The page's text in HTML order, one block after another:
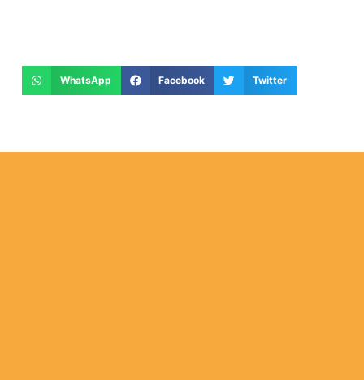
WhatsApp Facebook Twitter